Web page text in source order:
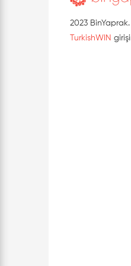
2023 BinYaprak.
TurkishWIN